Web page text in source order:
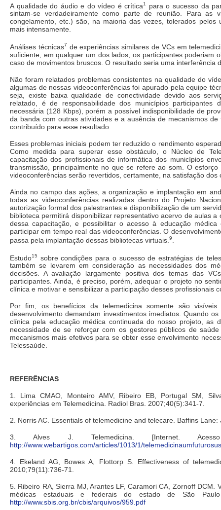
A qualidade do áudio e do vídeo é crítica1
para o sucesso da
sintam-se verdadeiramente como parte de reunião. Para as
congelamento, etc.) são, na maioria das vezes, tolerados
mais intensamente.
Análises técnicas7 de experiências similares de VCs em
suficiente, em qualquer um dos lados, os participantes
caso de movimentos bruscos. O resultado seria uma interferência
Não foram relatados problemas consistentes na qualidade do
algumas de nossas videoconferências foi apurado pela equipe
seja, existe baixa qualidade de conectividade devido aos
relatado, é de responsabilidade dos municípios
necessária (128 Kbps), porém a possível indisponibilidade de
da banda com outras atividades e a ausência de mecanismos
contribuído para esse resultado.
Esses problemas iniciais podem ter reduzido o rendimento
Como medida para superar esse obstáculo, o Núcleo de
capacitação dos profissionais de informática dos municípios
transmissão, principalmente no que se refere ao som. O
videoconferências serão revertidos, certamente, na satisfação dos
Ainda no campo das ações, a organização e implantação em
todas as videoconferências realizadas dentro do Projeto
autorização formal dos palestrantes e disponibilização de um
biblioteca permitirá disponibilizar representativo acervo de aulas
dessa capacitação, e possibilitar o acesso à educação
participar em tempo real das videoconferências. O
passa pela implantação dessas bibliotecas virtuais. 9
Estudo15
sobre condições para o sucesso de estratégias de
também se levarem em consideração as necessidades dos
decisões. A avaliação largamente positiva dos temas das
participantes. Ainda, é preciso, porém, adequar o projeto no
clínica e motivar e sensibilizar a participação desses profissionais
Por fim, os benefícios da telemedicina somente são
desenvolvimento demandam investimentos imediatos. Quando
clínica pela educação médica continuada do nosso projeto, as
necessidade de se reforçar com os gestores públicos de
mecanismos mais efetivos para se obter esse envolvimento
Telessaúde.
REFERÊNCIAS
1. Lima CMAO, Monteiro AMV, Ribeiro EB, Portugal SM,
experiências em Telemedicina. Radiol Bras. 2007;40(5):341-7.
2. Norris AC. Essentials of telemedicine and telecare. Baffins
3. Alves J. Telemedicina. [Internet.
http://www.webartigos.com/articles/1013/1/
4. Ekeland AG, Bowes A, Flottorp S. Effectiveness of
2010;79(11):736-71.
5. Ribeiro RA, Sierra MJ, Arantes LF, Caramori CA, Zornoff
médicas estaduais e federais do estado de São
http://www.sbis.org.br/cbis/arquivos/959.pdf